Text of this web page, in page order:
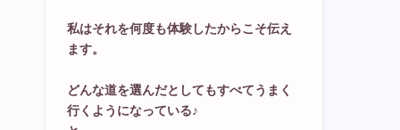
私はそれを何度も体験したからこそ伝え
ます。
どんな道を選んだとしてもすべてうまく
行くようになっている♪